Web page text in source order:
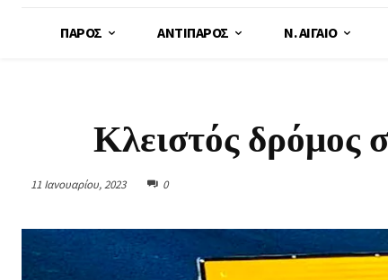
ΠΆΡΟΣ ΑΝΤΊΠΑΡΟΣ Ν. ΑΙΓΑΊΟ
Κλειστός δρόμος
11 Ιανουαρίου, 2023 0